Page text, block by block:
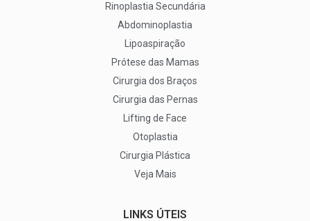
Rinoplastia Secundária
Abdominoplastia
Lipoaspiração
Prótese das Mamas
Cirurgia dos Braços
Cirurgia das Pernas
Lifting de Face
Otoplastia
Cirurgia Plástica
Veja Mais
LINKS ÚTEIS